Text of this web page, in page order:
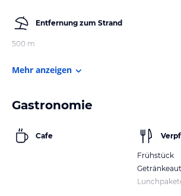
Entfernung zum Strand
500 m
Mehr anzeigen
Gastronomie
Cafe
Frühstück